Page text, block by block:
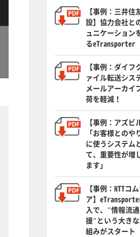
【事例：三井住
設】協力会社と
ュニケーション
るeTransporter
【事例：ダイフ
ァイル転送シス
メールアーカイ
荷を軽減！
【事例：アズビ
「お客様とのや
に使うシステム
て、重要性が増
ます」
【事例：NTTコ
ア】
入で、"情報流
援"という大き
組みがスタート